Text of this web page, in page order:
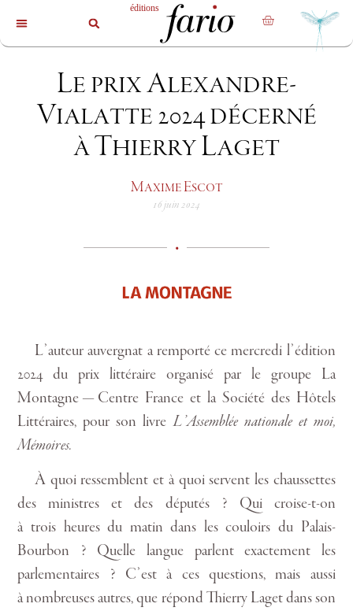
Le prix Alexandre-
Vialatte 2024 décerné
à Thierry Laget
Maxime Escot
16 juin 2024
•
L’auteur auvergnat a remporté ce mercredi l’édition
2024 du prix littéraire organisé par le groupe La
Montagne — Centre France et la Société des Hôtels
Littéraires, pour son livreL’Assemblée nationale et moi,
Mémoires.
À quoi ressemblent et à quoi servent les chaussettes
des ministres et des députés ? Qui croise-t-on
à trois heures du matin dans les couloirs du Palais-
Bourbon ? Quelle langue parlent exactement les
parlementaires ? C’est à ces questions, mais aussi
à nombreuses autres, que répond Thierry Laget dans son